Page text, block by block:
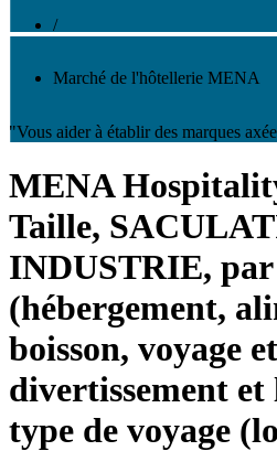
/
Marché de l'hôtellerie MENA
"Vous aider à établir des marques
MENA
Taille,
INDUSTRIE,
(hébergement,
boisson, voyage
divertissement
type de voyage